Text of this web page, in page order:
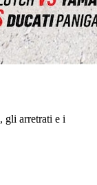
, gli arretrati e i